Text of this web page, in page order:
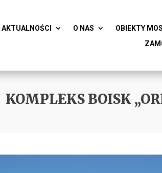
AKTUALNOŚCI O NAS OBIEKTY
KOMPLEKS BOISK